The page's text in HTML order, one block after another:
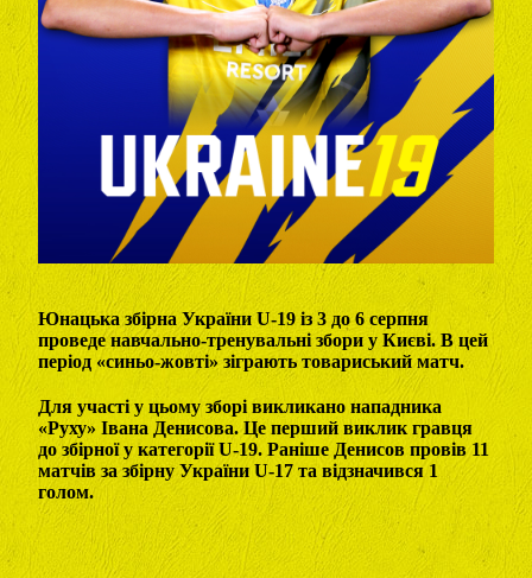
Юнацька збірна України U-19 із 3 до 6 серпня
проведе навчально-тренувальні збори у Києві. В цей
період «синьо-жовті» зіграють товариський матч.
Для участі у цьому зборі викликано нападника
«Руху» Івана Денисова. Це перший виклик гравця
до збірної у категорії U-19. Раніше Денисов провів 11
матчів за збірну України U-17 та відзначився 1
голом.